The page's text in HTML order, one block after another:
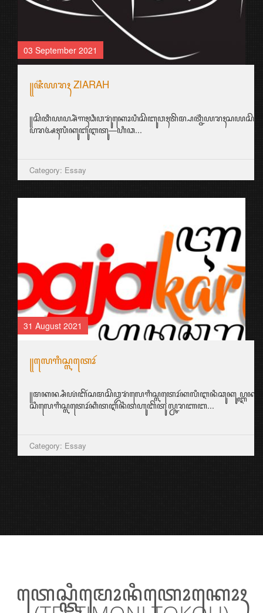
03 September 2021
꧋ꦗ꦳ꦶꦪꦫꦃ ZIARAH
ꦥꦫꦄꦃꦭꦶꦏꦸꦧꦸꦂꦆꦠꦸ—ꦲꦶꦣ...
Category: Essay
31 August 2021
꧋ꦭꦺꦒꦶꦱ꧀ꦭꦠꦺꦴꦂ
ꦱꦶꦭꦺꦒꦶꦱ꧀ꦭꦠꦺꦴꦂꦏꦶꦠꦆꦤꦶꦠꦲꦸꦧꦼꦠꦸꦭ꧀ꦕꦫꦚꦧ...
Category: Essay
ꦠꦺꦱ꧀ꦠꦶꦩꦺꦴꦤꦶꦠꦺꦴꦏꦺꦴꦃ